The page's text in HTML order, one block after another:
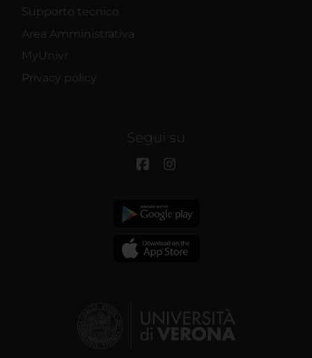
Supporto tecnico
Area Amministrativa
MyUnivr
Privacy policy
Segui su